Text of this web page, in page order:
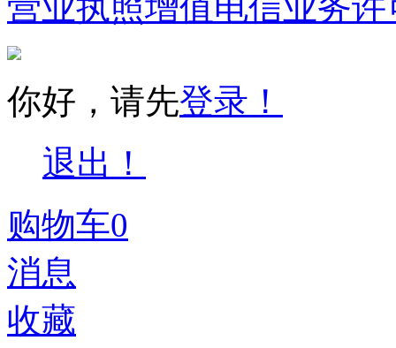
营业执照增值电信业务许
你好，请先登录！
退出！
购物车0
消息
收藏